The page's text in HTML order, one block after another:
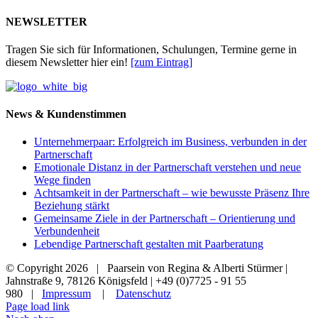
NEWSLETTER
Tragen Sie sich für Informationen, Schulungen, Termine gerne in
diesem Newsletter hier ein! [zum Eintrag]
News & Kundenstimmen
Unternehmerpaar: Erfolgreich im Business, verbunden in der
Partnerschaft
Emotionale Distanz in der Partnerschaft verstehen und neue
Wege finden
Achtsamkeit in der Partnerschaft – wie bewusste Präsenz Ihre
Beziehung stärkt
Gemeinsame Ziele in der Partnerschaft – Orientierung und
Verbundenheit
Lebendige Partnerschaft gestalten mit Paarberatung
© Copyright2026 | Paarsein von Regina & Alberti Stürmer |
Jahnstraße 9, 78126 Königsfeld | +49 (0)7725 - 91 55
980 | Impressum
Datenschutz
Page load link